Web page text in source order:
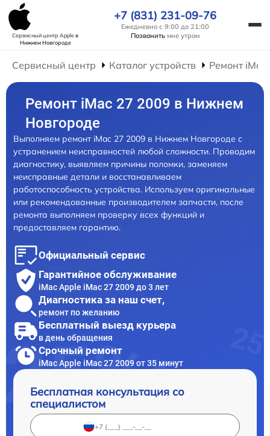
Сервисный центр Appleв
Нижнем Новгороде
+7 (831) 231-09-76
Ежедневно с 9:00 до 21:00
Позвонить мне утром
Сервисный центр Каталог устройств Ремонт iMac
Ремонт iMac 27 2009 в Нижнем
Новгороде
Выполняем ремонт iMac 27 2009 в Нижнем Новгороде с
устранением неисправностей любой сложности. Проводим
диагностику, выявляем причины поломки, заменяем
неисправные детали и восстанавливаем
работоспособность устройства. Используем оригинальные
или рекомендованные производителем запчасти, после
ремонта выполняем проверку всех функций и
предоставляем гарантию.
Официальный сервис
Гарантийное обслуживание
iMac Apple iMac 27 2009 до 3 лет
Диагностика за наш счет,
ремонт по желанию
Бесплатный выезд курьера
в день обращения
Срочный ремонт
iMac Apple iMac 27 2009 от 35 минут
Бесплатная консультация со
специалистом